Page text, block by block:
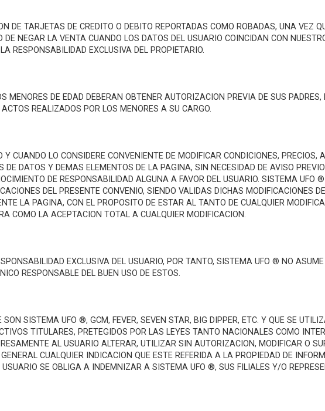
DE TARJETAS DE CREDITO O DEBITO REPORTADAS COMO ROBADAS, UNA VEZ
NEGAR LA VENTA CUANDO LOS DATOS DEL USUARIO COINCIDAN CON
RESPONSABILIDAD EXCLUSIVA DEL PROPIETARIO.
DE EDAD DEBERAN OBTENER AUTORIZACION PREVIA DE SUS
REALIZADOS POR LOS MENORES A SU CARGO.
CUANDO LO CONSIDERE CONVENIENTE DE MODIFICAR CONDICIONES, PRECIOS,
DE DATOS Y DEMAS ELEMENTOS DE LA PAGINA, SIN NECESIDAD DE AVISO
DE RESPONSABILIDAD ALGUNA A FAVOR DEL USUARIO. SISTEMA UFO ®
DEL PRESENTE CONVENIO, SIENDO VALIDAS DICHAS MODIFICACIONES
LA PAGINA, CON EL PROPOSITO DE ESTAR AL TANTO DE CUALQUIER
COMO LA ACEPTACION TOTAL A CUALQUIER MODIFICACION.
EXCLUSIVA DEL USUARIO, POR TANTO, SISTEMA UFO ® NO
RESPONSABLE DEL BUEN USO DE ESTOS.
SISTEMA UFO ®, GCM, FEVER, SEVEN STAR, BIG DIPPER, ETC. Y QUE SE
TITULARES, PRETEGIDOS POR LAS LEYES TANTO NACIONALES COMO
AL USUARIO ALTERAR, UTILIZAR SIN AUTORIZACION, MODIFICAR O
CUALQUIER INDICACION QUE ESTE REFERIDA A LA PROPIEDAD DE
SE OBLIGA A INDEMNIZAR A SISTEMA UFO ®, SUS FILIALES Y/O